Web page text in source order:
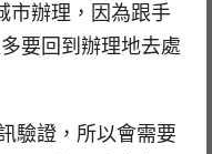
市辦理，因為跟手
要回到辦理地去處
驗證，所以會需要